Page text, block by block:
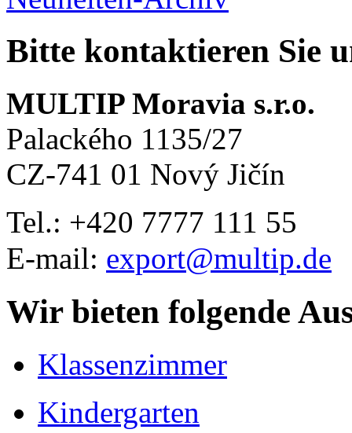
Bitte kontaktieren Sie
MULTIP Moravia s.r.o.
Palackého 1135/27
CZ-741 01 Nový Jičín
Tel.: +420 7777 111 55
E-mail: export@multip.de
Wir bieten folgende
Klassenzimmer
Kindergarten